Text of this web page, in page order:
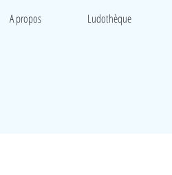
A propos Ludothèque